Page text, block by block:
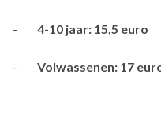
– 4-10 jaar: 15,5 euro
– Volwassenen: 17